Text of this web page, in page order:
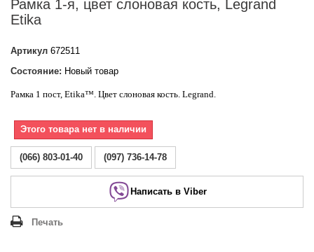
Рамка 1-я, цвет слоновая кость, Legrand
Etika
Артикул 672511
Состояние: Новый товар
Рамка 1 пост, Etika™. Цвет слоновая кость. Legrand.
Этого товара нет в наличии
(066) 803-01-40 (097) 736-14-78
Написать в Viber
Печать